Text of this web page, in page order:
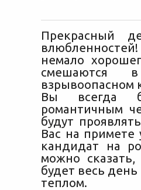
Прекрасный
немало
смешаются
взрывоопасном
Вы всегда
романтичным
будут
Вас на примете
кандидат на
можно
будет весь
теплом.